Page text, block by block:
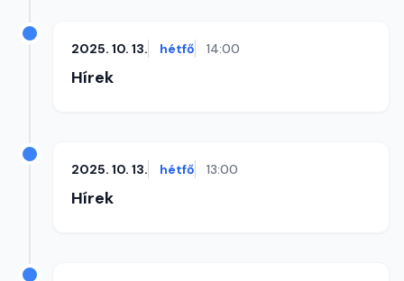
2025. 10. 13. hétfő 14:00
Hírek
2025. 10. 13. hétfő 13:00
Hírek